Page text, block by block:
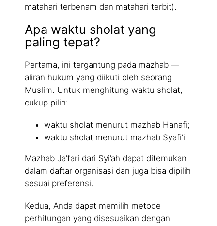
matahari terbenam dan matahari terbit).
Apa waktu sholat yang
paling tepat?
Pertama, ini tergantung pada mazhab —
aliran hukum yang diikuti oleh seorang
Muslim. Untuk menghitung waktu sholat,
cukup pilih:
waktu sholat menurut mazhab Hanafi;
waktu sholat menurut mazhab Syafi’i.
Mazhab Ja’fari dari Syi’ah dapat ditemukan
dalam daftar organisasi dan juga bisa dipilih
sesuai preferensi.
Kedua, Anda dapat memilih metode
perhitungan yang disesuaikan dengan